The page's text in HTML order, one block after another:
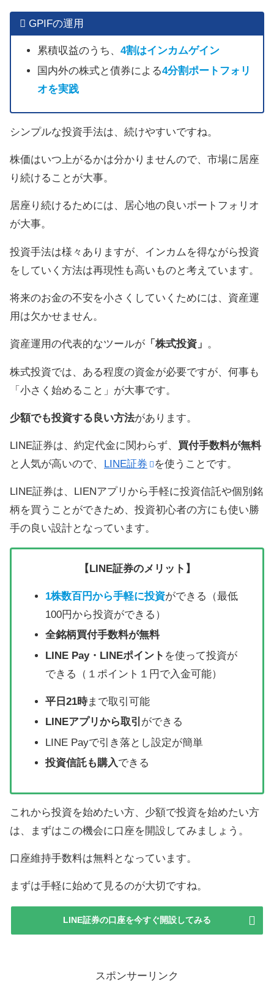
GPIFの運用
累積収益のうち、 4割はインカムゲイン
国内外の株式と債券による4分割ポートフォリ
オを実践
シンプルな投資手法は、続けやすいですね。
株価はいつ上がるかは分かりませんので、市場に居座
り続けることが大事。
居座り続けるためには、居心地の良いポートフォリオ
が大事。
投資手法は様々ありますが、インカムを得ながら投資
をしていく方法は再現性も高いものと考えています。
将来のお金の不安を小さくしていくためには、資産運
用は欠かせません。
資産運用の代表的なツールが 「株式投資」 。
株式投資では、ある程度の資金が必要ですが、何事も
「小さく始めること」が大事です。
少額でも投資する良い方法があります。
LINE証券は、約定代金に関わらず、 買付手数料が無料
と人気が高いので、
LINE証券 を使うことです。
LINE証券は、LIENアプリから手軽に投資信託や個別銘
柄を買うことができため、投資初心者の方にも使い勝
手の良い設計となっています。
【LINE証券のメリット】
1株数百円から手軽に投資ができる（最低
100円から投資ができる）
全銘柄買付手数料が無料
LINE Pay・LINEポイント を使って投資が
できる（１ポイント１円で入金可能）
平日21時まで取引可能
LINEアプリから取引 ができる
LINE Payで引き落とし設定が簡単
投資信託も購入できる
これから投資を始めたい方、少額で投資を始めたい方
は、まずはこの機会に口座を開設してみましょう。
口座維持手数料は無料となっています。
まずは手軽に始めて見るのが大切ですね。
LINE証券の口座を今すぐ開設してみる
スポンサーリンク